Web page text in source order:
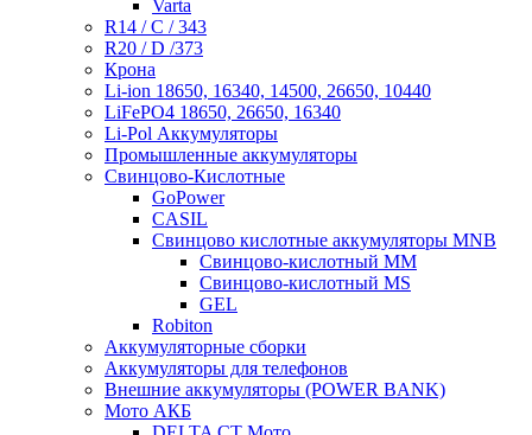
Varta
R14 / C / 343
R20 / D /373
Крона
Li-ion 18650, 16340, 14500, 26650, 10440
LiFePO4 18650, 26650, 16340
Li-Pol Аккумуляторы
Промышленные аккумуляторы
Свинцово-Кислотные
GoPower
CASIL
Свинцово кислотные аккумуляторы MNB
Cвинцово-кислотный MM
Cвинцово-кислотный MS
GEL
Robiton
Аккумуляторные сборки
Аккумуляторы для телефонов
Внешние аккумуляторы (POWER BANK)
Мото АКБ